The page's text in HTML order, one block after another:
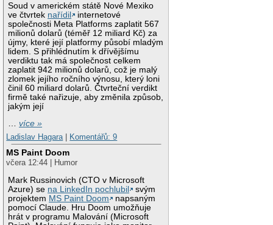
Soud v americkém státě Nové Mexiko
ve čtvrtek nařídil
internetové
společnosti Meta Platforms zaplatit 567
milionů dolarů (téměř 12 miliard Kč) za
újmy, které její platformy působí mladým
lidem. S přihlédnutím k dřívějšímu
verdiktu tak má společnost celkem
zaplatit 942 milionů dolarů, což je malý
zlomek jejího ročního výnosu, který loni
činil 60 miliard dolarů. Čtvrteční verdikt
firmě také nařizuje, aby změnila způsob,
jakým její
…více »
Ladislav Hagara
Komentářů: 9
MS Paint Doom
včera 12:44 | Humor
Mark Russinovich (CTO v Microsoft
Azure) se na LinkedIn pochlubil
svým
projektem MS Paint Doom
napsaným
pomocí Claude. Hru Doom umožňuje
hrát v programu Malování (Microsoft